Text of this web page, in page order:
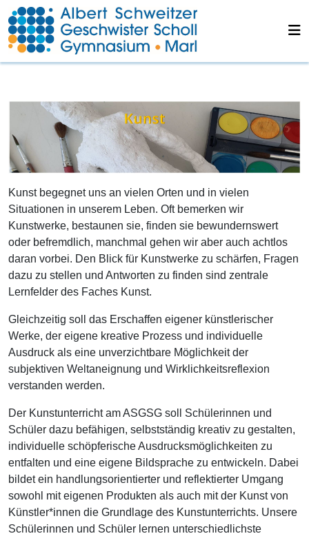
Kunst begegnet uns an vielen Orten und in vielen
Situationen in unserem Leben. Oft bemerken wir
Kunstwerke, bestaunen sie, finden sie bewundernswert
oder befremdlich, manchmal gehen wir aber auch achtlos
daran vorbei. Den Blick für Kunstwerke zu schärfen, Fragen
dazu zu stellen und Antworten zu finden sind zentrale
Lernfelder des Faches Kunst.
Gleichzeitig soll das Erschaffen eigener künstlerischer
Werke, der eigene kreative Prozess und individuelle
Ausdruck als eine unverzichtbare Möglichkeit der
subjektiven Weltaneignung und Wirklichkeitsreflexion
verstanden werden.
Der Kunstunterricht am ASGSG soll Schülerinnen und
Schüler dazu befähigen, selbstständig kreativ zu gestalten,
individuelle schöpferische Ausdrucksmöglichkeiten zu
entfalten und eine eigene Bildsprache zu entwickeln. Dabei
bildet ein handlungsorientierter und reflektierter Umgang
sowohl mit eigenen Produkten als auch mit der Kunst von
Künstler*innen die Grundlage des Kunstunterrichts. Unsere
Schülerinnen und Schüler lernen unterschiedlichste